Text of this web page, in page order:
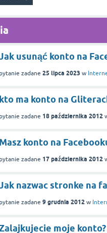
usunąć konto na
pytanie zadane 25 lipca 2023 w
kto ma konto na
pytanie zadane 18 października 2012
Masz konto na
pytanie zadane 17 października 2012
nazwac stronke na
pytanie zadane 9 grudnia 2012 w
moje